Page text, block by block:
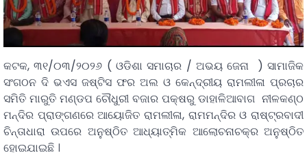
କଟକ, ୩୧/୦୩/୨୦୨୬ ( ଓଡିଶା ସମାଚାର / ଅଭୟ ଜେନା ) ସାମାଜିକ
ସଂଗଠନ ଦି ଭଏସ ଜଷ୍ଟିସ ଫର ଅଲ ଓ କେନ୍ଦ୍ରୀୟ ରାମଲୀଳା ପ୍ରଚାର
ସମିତି ମାରୁତି ମଣ୍ଡପ ଚୌଧୁରୀ ବଜାର ପକ୍ଷରୁ ଡାହାଳିଆବାଗ ନୀଳକଣ୍ଠ
ମନ୍ଦିର ପ୍ରାଙ୍ଗଣରେ ଆୟୋଜିତ ରାମଲୀଳା, ରାମମନ୍ଦିର ଓ ରାଷ୍ଟ୍ରବାଦୀ
ଚିନ୍ତାଧାରା ଉପରେ ଅନୁଷ୍ଠିତ ଆଧ୍ୟାତ୍ମିକ ଆଲୋଚନାଚକ୍ର ଅନୁଷ୍ଠିତ
ହୋଇଯାଇଛି ।